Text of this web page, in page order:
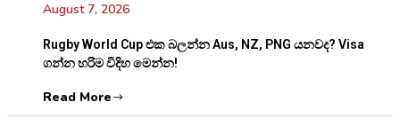
August 7, 2026
Rugby World Cup එක බලන්න Aus, NZ, PNG යනවද? Visa
ගන්න හරිම විදිහ මෙන්න!
Read More